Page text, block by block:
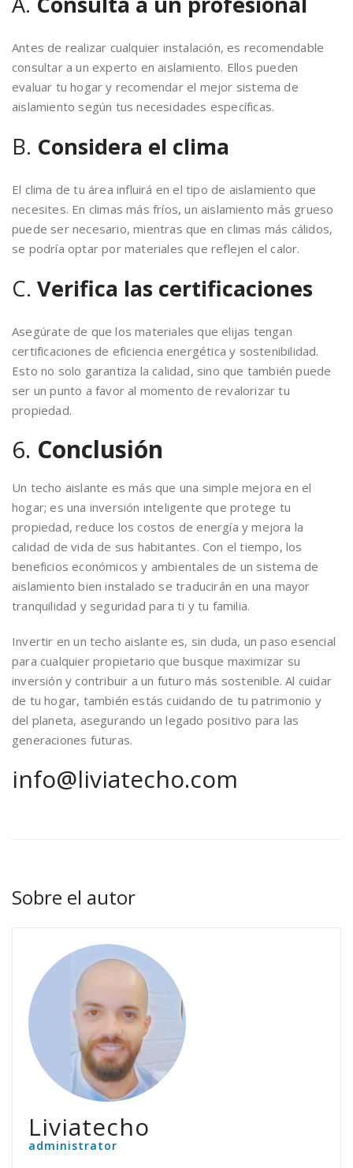
Antes de realizar cualquier instalación, es recomendable
consultar a un experto en aislamiento. Ellos pueden
evaluar tu hogar y recomendar el mejor sistema de
aislamiento según tus necesidades específicas.
B. Considera el clima
El clima de tu área influirá en el tipo de aislamiento que
necesites. En climas más fríos, un aislamiento más grueso
puede ser necesario, mientras que en climas más cálidos,
se podría optar por materiales que reflejen el calor.
C. Verifica las certificaciones
Asegúrate de que los materiales que elijas tengan
certificaciones de eficiencia energética y sostenibilidad.
Esto no solo garantiza la calidad, sino que también puede
ser un punto a favor al momento de revalorizar tu
propiedad.
6. Conclusión
Un techo aislante es más que una simple mejora en el
hogar; es una inversión inteligente que protege tu
propiedad, reduce los costos de energía y mejora la
calidad de vida de sus habitantes. Con el tiempo, los
beneficios económicos y ambientales de un sistema de
aislamiento bien instalado se traducirán en una mayor
tranquilidad y seguridad para ti y tu familia.
Invertir en un techo aislante es, sin duda, un paso esencial
para cualquier propietario que busque maximizar su
inversión y contribuir a un futuro más sostenible. Al cuidar
de tu hogar, también estás cuidando de tu patrimonio y
del planeta, asegurando un legado positivo para las
generaciones futuras.
info@liviatecho.com
Sobre el autor
Liviatecho
administrator